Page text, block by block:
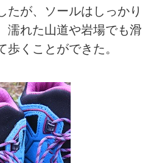
たが、ソールはしっかり
濡れた山道や岩場でも滑
歩くことができた。